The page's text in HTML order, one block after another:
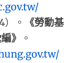
。
《勞動基
》
。